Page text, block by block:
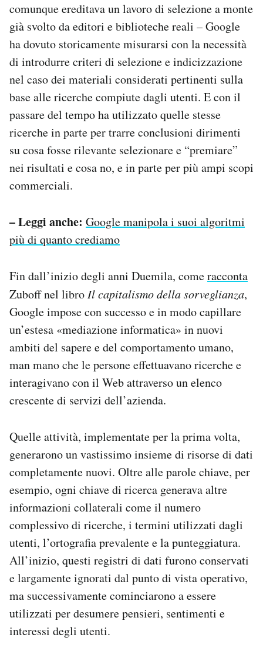
comunque ereditava un lavoro di selezione a monte
già svolto da editori e biblioteche reali – Google
ha dovuto storicamente misurarsi con la necessità
di introdurre criteri di selezione e indicizzazione
nel caso dei materiali considerati pertinenti sulla
base alle ricerche compiute dagli utenti. E con il
passare del tempo ha utilizzato quelle stesse
ricerche in parte per trarre conclusioni dirimenti
su cosa fosse rilevante selezionare e “premiare”
nei risultati e cosa no, e in parte per più ampi scopi
commerciali.
– Leggi anche: Google manipola i suoi algoritmi
più di quanto crediamo
Fin dall’inizio degli anni Duemila, comeracconta
Zuboff nel libroIl capitalismo della sorveglianza,
Google impose con successo e in modo capillare
un’estesa «mediazione informatica» in nuovi
ambiti del sapere e del comportamento umano,
man mano che le persone effettuavano ricerche e
interagivano con il Web attraverso un elenco
crescente di servizi dell’azienda.
Quelle attività, implementate per la prima volta,
generarono un vastissimo insieme di risorse di dati
completamente nuovi. Oltre alle parole chiave, per
esempio, ogni chiave di ricerca generava altre
informazioni collaterali come il numero
complessivo di ricerche, i termini utilizzati dagli
utenti, l’ortografia prevalente e la punteggiatura.
All’inizio, questi registri di dati furono conservati
e largamente ignorati dal punto di vista operativo,
ma successivamente cominciarono a essere
utilizzati per desumere pensieri, sentimenti e
interessi degli utenti.